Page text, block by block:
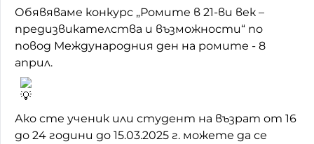
Питаме Ви
До ре ми
Обявяваме конкурс „Ромите в 21-ви век –
предизвикателства и възможности“ по
повод Международния ден на ромите - 8
април.
Ако сте ученик или студент на възрат от 16
до 24 години до 15.03.2025 г. можете да се